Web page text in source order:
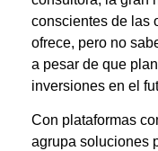
conscientes de las
ofrece, pero no
a pesar de que
inversiones en el
Con plataformas
agrupa soluciones